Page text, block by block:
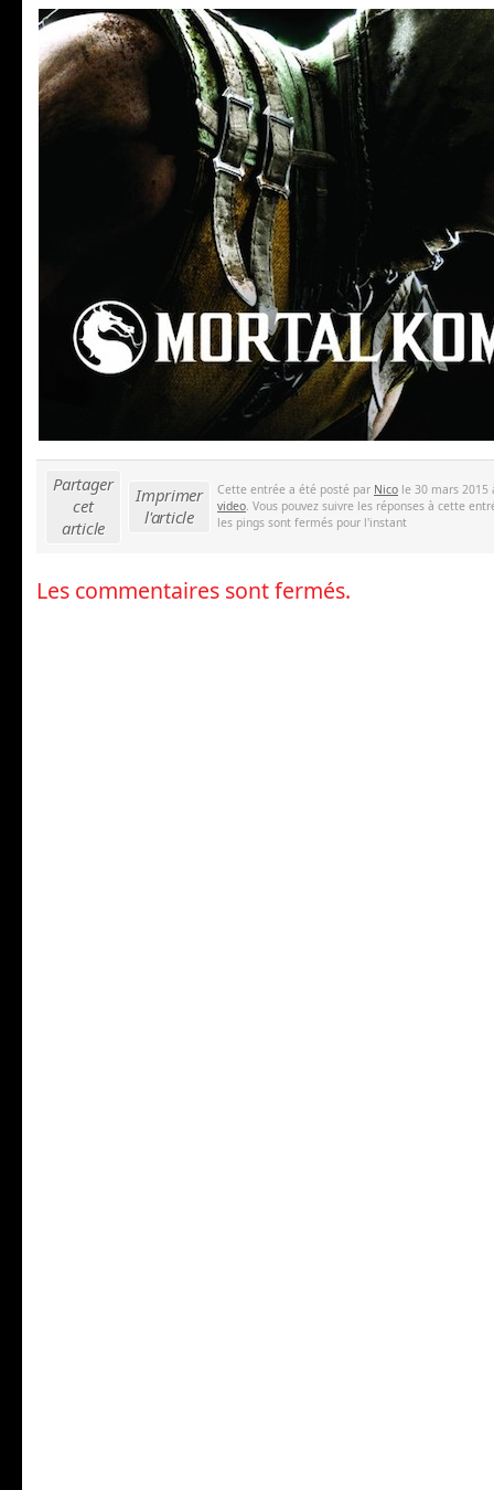
Partager
cet
article
Imprimer
l'article
Cette entrée a été posté par Nico le 30 mars
video. Vous pouvez suivre les réponses à cette
les pings sont fermés pour l'instant
Les commentaires sont fermés.